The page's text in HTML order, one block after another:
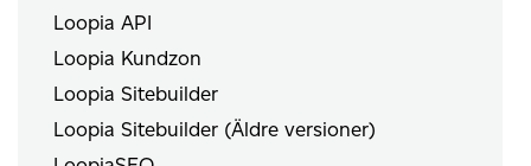
Loopia API
Loopia Kundzon
Loopia Sitebuilder
Loopia Sitebuilder (Äldre versioner)